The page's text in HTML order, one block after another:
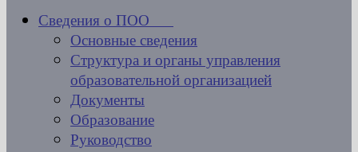
Сведения о ПОО
Основные сведения
Структура и органы управления
образовательной организацией
Документы
Образование
Руководство